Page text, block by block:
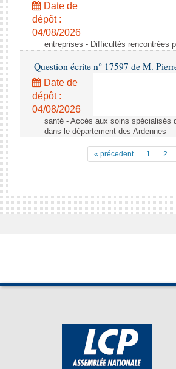
Date de
dépôt :
04/08/2026
entreprises - Difficultés rencontrées
Question écrite n° 17597 de M.
Date de
dépôt :
04/08/2026
santé - Accès aux soins spécialisés
dans le département des Ardennes
« précedent 1 2